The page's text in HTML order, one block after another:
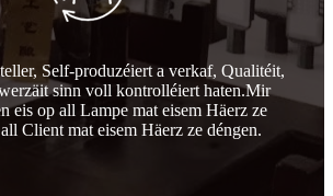
Self-produzéiert a verkaf, Qualitéit,
sinn voll kontrolléiert haten.Mir
eis op all Lampe mat eisem Häerz ze
Client mat eisem Häerz ze déngen.